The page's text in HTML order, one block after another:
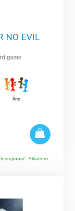
NO EVIL
game
Áno
Skladom